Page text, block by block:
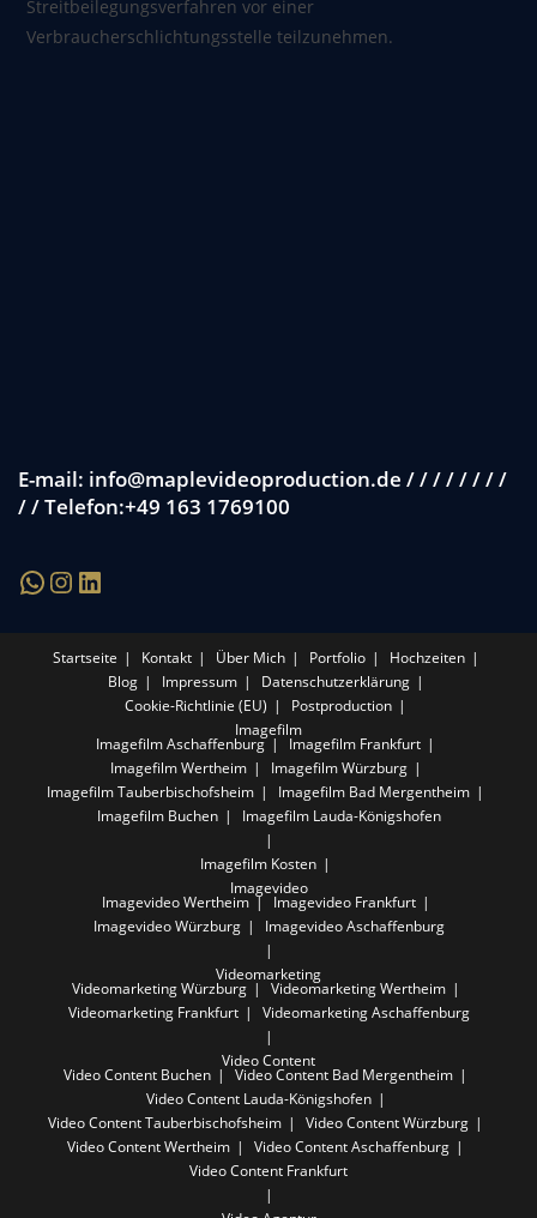
Streitbeilegungsverfahren vor einer
Verbraucherschlichtungsstelle teilzunehmen.
E-mail: info@maplevideoproduction.de / / / / / / / /
/ / Telefon:+49 163 1769100
Startseite Kontakt Über Mich Portfolio
Hochzeiten
Blog
Impressum
Datenschutzerklärung
Cookie-Richtlinie (EU)
Postproduction
Imagefilm
Imagefilm Aschaffenburg
Imagefilm Frankfurt
Imagefilm Wertheim
Imagefilm Würzburg
Imagefilm Tauberbischofsheim
Imagefilm Bad Mergentheim
Imagefilm Buchen
Imagefilm Lauda-Königshofen
Imagefilm Kosten
Imagevideo
Imagevideo Wertheim
Imagevideo Frankfurt
Imagevideo Würzburg
Imagevideo Aschaffenburg
Videomarketing
Videomarketing Würzburg
Videomarketing Wertheim
Videomarketing Frankfurt
Videomarketing Aschaffenburg
Video Content
Video Content Buchen
Video Content Bad Mergentheim
Video Content Lauda-Königshofen
Video Content Tauberbischofsheim
Video Content Würzburg
Video Content Wertheim
Video Content Aschaffenburg
Video Content Frankfurt